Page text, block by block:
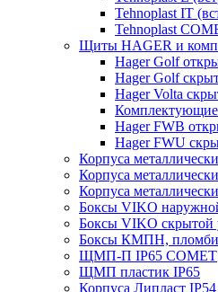
Tehnoplast IT
Tehnoplast
Щиты HAGER и
Hager Golf
Hager Golf
Hager Volta
Комплектующие
Hager FWB
Hager FWU
Корпуса
Корпуса
Корпуса
Боксы VIKO
Боксы VIKO скрытой
Боксы КМПН,
ЩМП-П IP65 COMET
ЩМП пластик IP65
Корпуса Липласт IP54